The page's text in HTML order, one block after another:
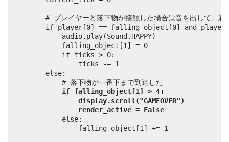
# プレイヤーと落下物が接触した場合は音を出して、新
if falling_object[1] > 4:
display.scroll("GAMEOVER")
render_active = False